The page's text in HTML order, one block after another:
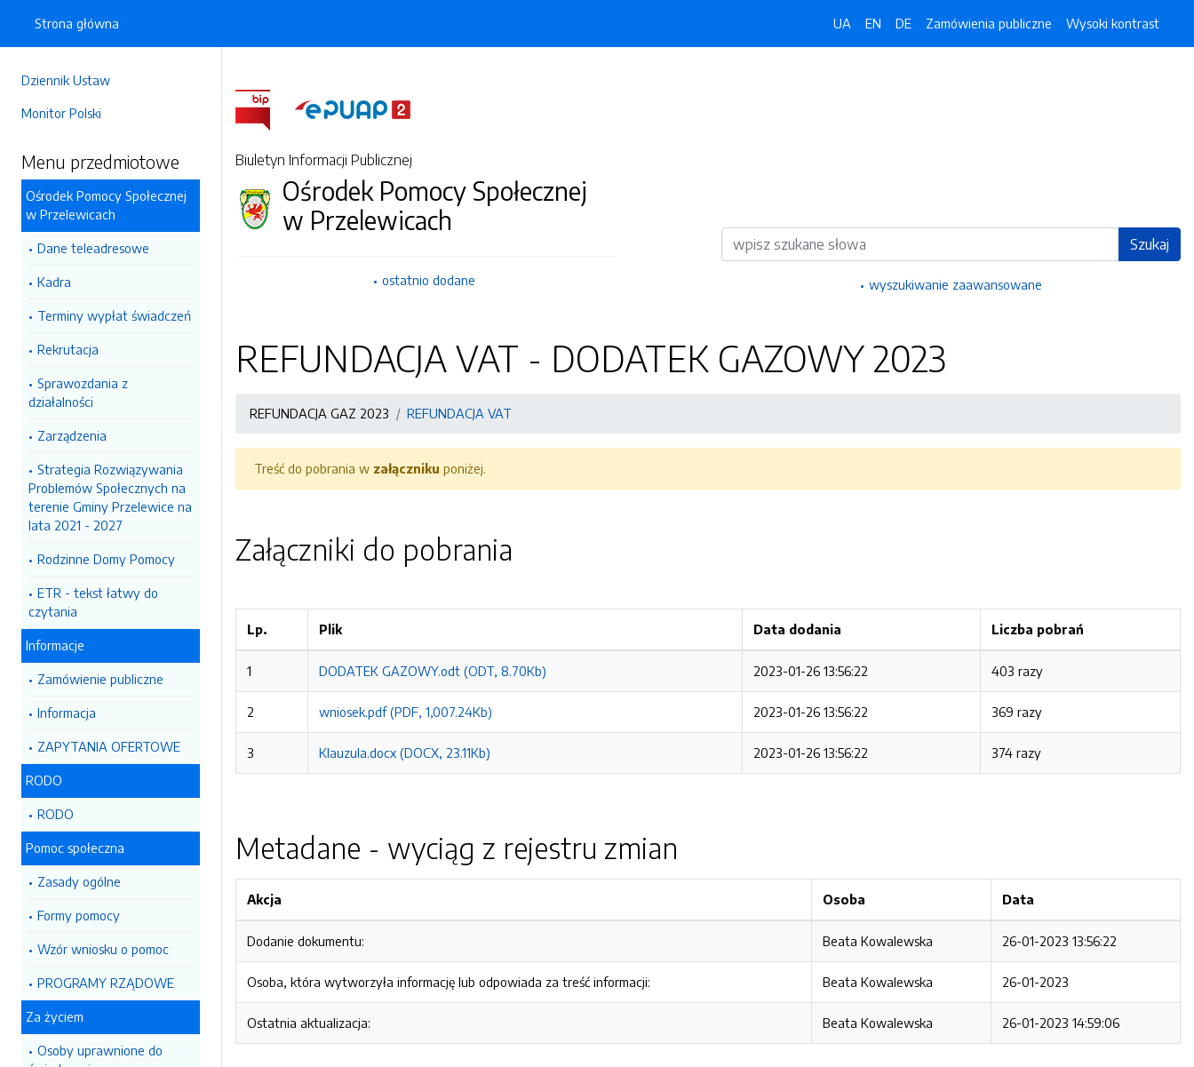
Dziennik Ustaw
Monitor Polski
Menu przedmiotowe
Ośrodek Pomocy Społecznej
w Przelewicach
Dane teleadresowe
Kadra
Terminy wypłat świadczeń
Rekrutacja
Sprawozdania z
działalności
Zarządzenia
Strategia Rozwiązywania
Problemów Społecznych na
terenie Gminy Przelewice na
lata 2021 - 2027
Rodzinne Domy Pomocy
ETR - tekst łatwy do
czytania
Informacje
Zamówienie publiczne
Informacja
ZAPYTANIA OFERTOWE
RODO
RODO
Pomoc społeczna
Zasady ogólne
Formy pomocy
Wzór wniosku o pomoc
PROGRAMY RZĄDOWE
Za życiem
Osoby uprawnione do
Strona główna UA EN DE Zamówienia publiczne Wysoki kontrast
Biuletyn Informacji Publicznej
Ośrodek Pomocy Społecznej
w Przelewicach
ostatnio dodane
Wyszukiwarka Szukaj
wyszukiwanie zaawansowane
REFUNDACJA VAT - DODATEK GAZOWY 2023
REFUNDACJA GAZ 2023 REFUNDACJA VAT
Treść do pobrania w załączniku poniżej.
Załączniki do pobrania
Lp. Plik Data dodania Liczba pobrań
1 DODATEK GAZOWY.odt (ODT, 8.70Kb) 2023-01-26 13:56:22 403 razy
2 wniosek.pdf (PDF, 1,007.24Kb) 2023-01-26 13:56:22 369 razy
3 Klauzula.docx (DOCX, 23.11Kb) 2023-01-26 13:56:22 374 razy
Metadane - wyciąg z rejestru zmian
Akcja Osoba Data
Dodanie dokumentu: Beata Kowalewska 26-01-2023 13:56:22
Osoba, która wytworzyła informację lub odpowiada za treść informacji: Beata Kowalewska 26-01-2023
Ostatnia aktualizacja: Beata Kowalewska 26-01-2023 14:59:06